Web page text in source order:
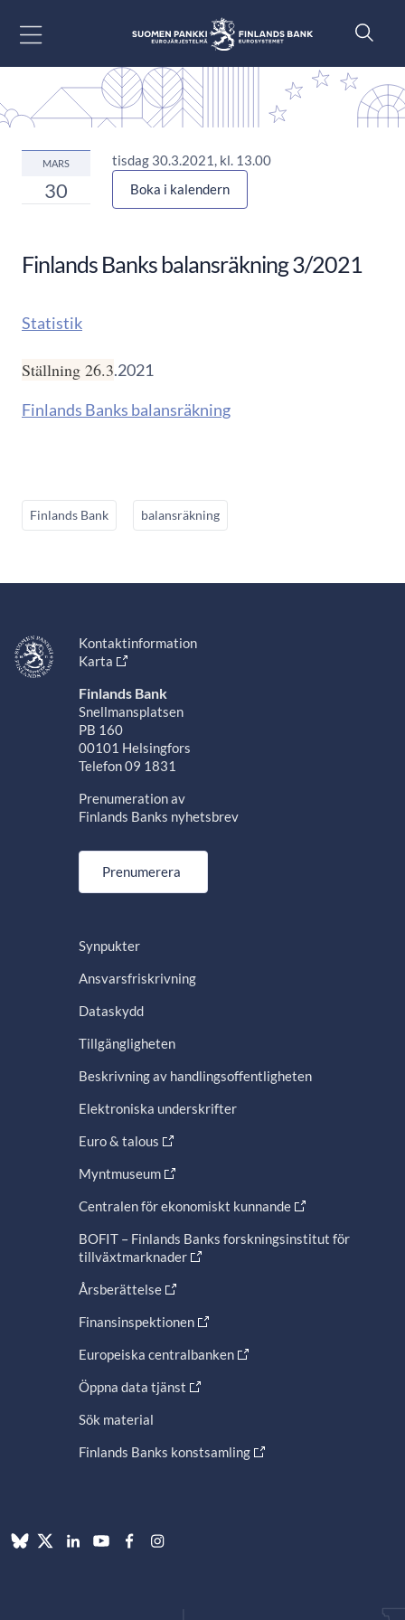
MARS
30
tisdag 30.3.2021, kl. 13.00
Boka i kalendern
Finlands Banks balansräkning 3/2021
Statistik
Ställning 26.3.2021
Finlands Banks balansräkning
Finlands Bank balansräkning
Kontaktinformation
Karta
Finlands Bank
Snellmansplatsen
PB 160
00101 Helsingfors
Telefon 09 1831
Prenumeration av
Finlands Banks nyhetsbrev
Prenumerera
Synpukter
Ansvarsfriskrivning
Dataskydd
Tillgängligheten
Beskrivning av handlingsoffentligheten
Elektroniska underskrifter
Euro & talous
Myntmuseum
Centralen för ekonomiskt kunnande
BOFIT – Finlands Banks forskningsinstitut för
tillväxtmarknader
Årsberättelse
Finansinspektionen
Europeiska centralbanken
Öppna data tjänst
Sök material
Finlands Banks konstsamling